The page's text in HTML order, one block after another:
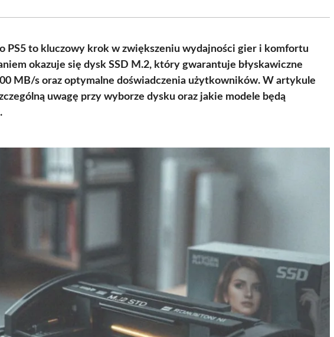
(Twitter)
PS5 to kluczowy krok w zwiększeniu wydajności gier i komfortu
okazuje się dysk SSD M.2, który gwarantuje błyskawiczne
MB/s oraz optymalne doświadczenia użytkowników. W artykule
uwagę przy wyborze dysku oraz jakie modele będą